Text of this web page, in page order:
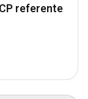
referente